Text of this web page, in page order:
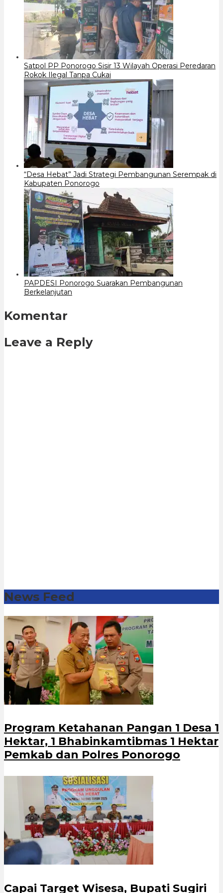
Satpol PP Ponorogo Sisir 13 Wilayah Operasi Peredaran
Rokok Ilegal Tanpa Cukai
“Desa Hebat” Jadi Strategi Pembangunan Serempak di
Kabupaten Ponorogo
PAPDESI Ponorogo Suarakan Pembangunan
Berkelanjutan
Komentar
Leave a Reply
News Feed
Program Ketahanan Pangan 1 Desa 1
Hektar, 1 Bhabinkamtibmas 1 Hektar
Pemkab dan Polres Ponorogo
Capai Target Wisesa, Bupati Sugiri